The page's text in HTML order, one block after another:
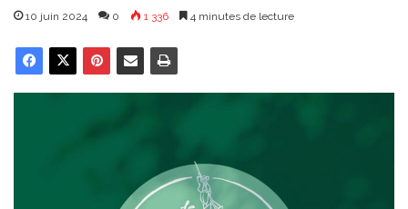
10 juin 2024 0 1 336 4 minutes de lecture